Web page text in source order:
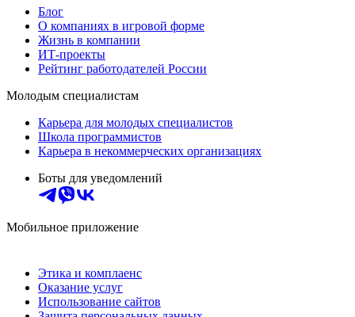
Блог
О компаниях в игровой форме
Жизнь в компании
ИТ-проекты
Рейтинг работодателей России
Молодым специалистам
Карьера для молодых специалистов
Школа программистов
Карьера в некоммерческих организациях
Боты для уведомлений
Мобильное приложение
Этика и комплаенс
Оказание услуг
Использование сайтов